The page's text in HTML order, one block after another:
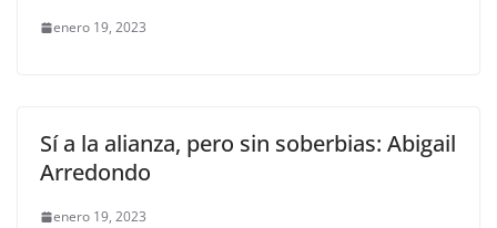
enero 19, 2023
Sí a la alianza, pero sin soberbias: Abigail
Arredondo
enero 19, 2023